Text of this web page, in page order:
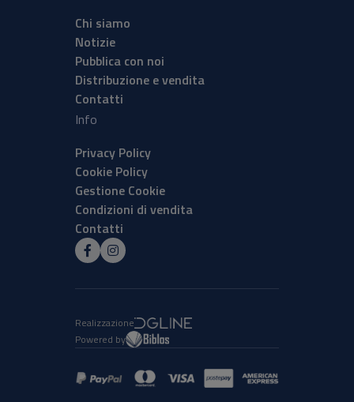
Chi siamo
Notizie
Pubblica con noi
Distribuzione e vendita
Contatti
Info
Privacy Policy
Cookie Policy
Gestione Cookie
Condizioni di vendita
Contatti
Realizzazione
Powered by